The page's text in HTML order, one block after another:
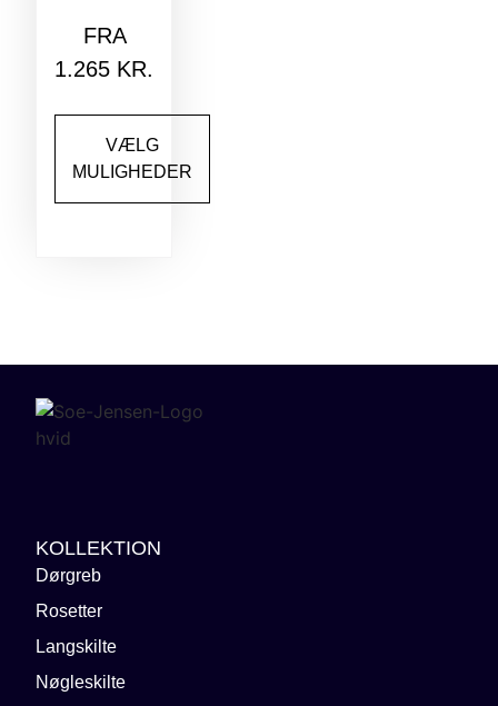
FRA
1.265 KR.
VÆLG
MULIGHEDER
KOLLEKTION
Dørgreb
Rosetter
Langskilte
Nøgleskilte